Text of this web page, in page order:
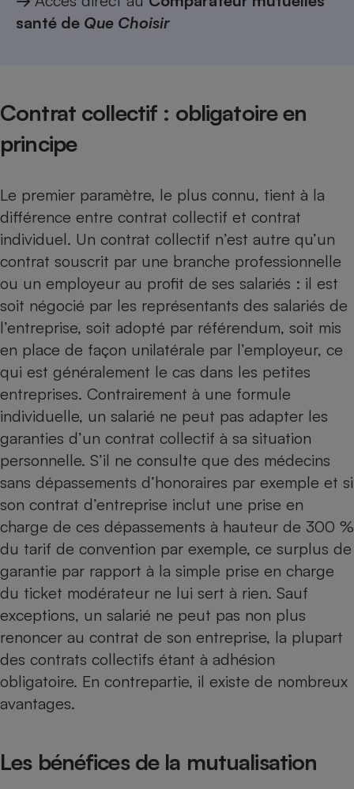
santé de Que Choisir
Contrat collectif : obligatoire en
principe
Le premier paramètre, le plus connu, tient à la
différence entre contrat collectif et contrat
individuel. Un contrat collectif n’est autre qu’un
contrat souscrit par une branche professionnelle
ou un employeur au profit de ses salariés : il est
soit négocié par les représentants des salariés de
l’entreprise, soit adopté par référendum, soit mis
en place de façon unilatérale par l’employeur, ce
qui est généralement le cas dans les petites
entreprises. Contrairement à une formule
individuelle, un salarié ne peut pas adapter les
garanties d’un contrat collectif à sa situation
personnelle. S’il ne consulte que des médecins
sans dépassements d’honoraires par exemple et si
son contrat d’entreprise inclut une prise en
charge de ces dépassements à hauteur de 300 %
du tarif de convention par exemple, ce surplus de
garantie par rapport à la simple prise en charge
du ticket modérateur ne lui sert à rien. Sauf
exceptions, un salarié ne peut pas non plus
renoncer au contrat de son entreprise, la plupart
des contrats collectifs étant à adhésion
obligatoire. En contrepartie, il existe de nombreux
avantages.
Les bénéfices de la mutualisation
Plaque de cuisson à
induction
Climatiseur -
Ventilateur
Téléviseur
Téléphone mobile -
Smartphone
Antivirus
Radiateur électrique
Climatiseur -
Ventilateur
Antimoustique